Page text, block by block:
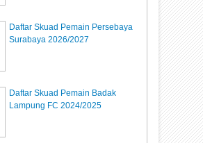
Daftar Skuad Pemain Persebaya
Surabaya 2026/2027
Daftar Skuad Pemain Badak
Lampung FC 2024/2025